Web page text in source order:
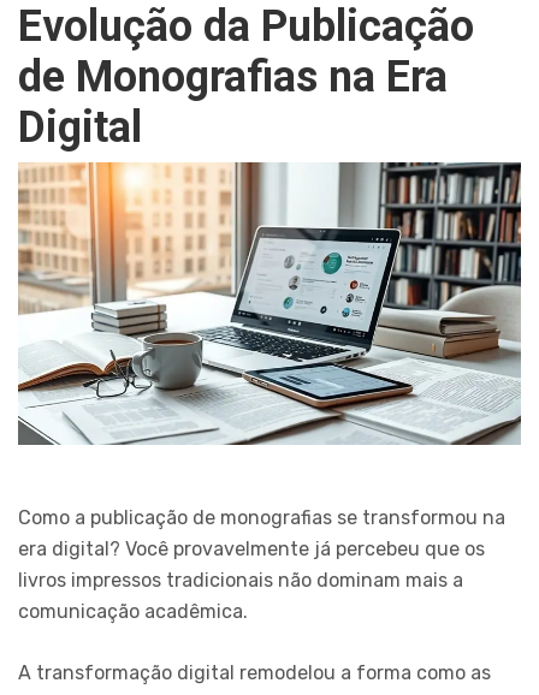
Evolução da Publicação
de Monografias na Era
Digital
Como a publicação de monografias se transformou na
era digital? Você provavelmente já percebeu que os
livros impressos tradicionais não dominam mais a
comunicação acadêmica.
A transformação digital remodelou a forma como as